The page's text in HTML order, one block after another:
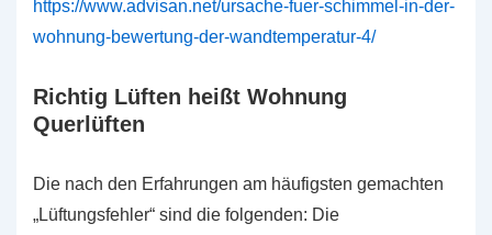
https://www.advisan.net/ursache-fuer-schimmel-in-der-
wohnung-bewertung-der-wandtemperatur-4/
Richtig Lüften heißt Wohnung
Querlüften
Die nach den Erfahrungen am häufigsten gemachten
„Lüftungsfehler“ sind die folgenden: Die